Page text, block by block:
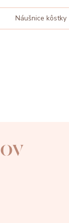
Náušnice kôstky